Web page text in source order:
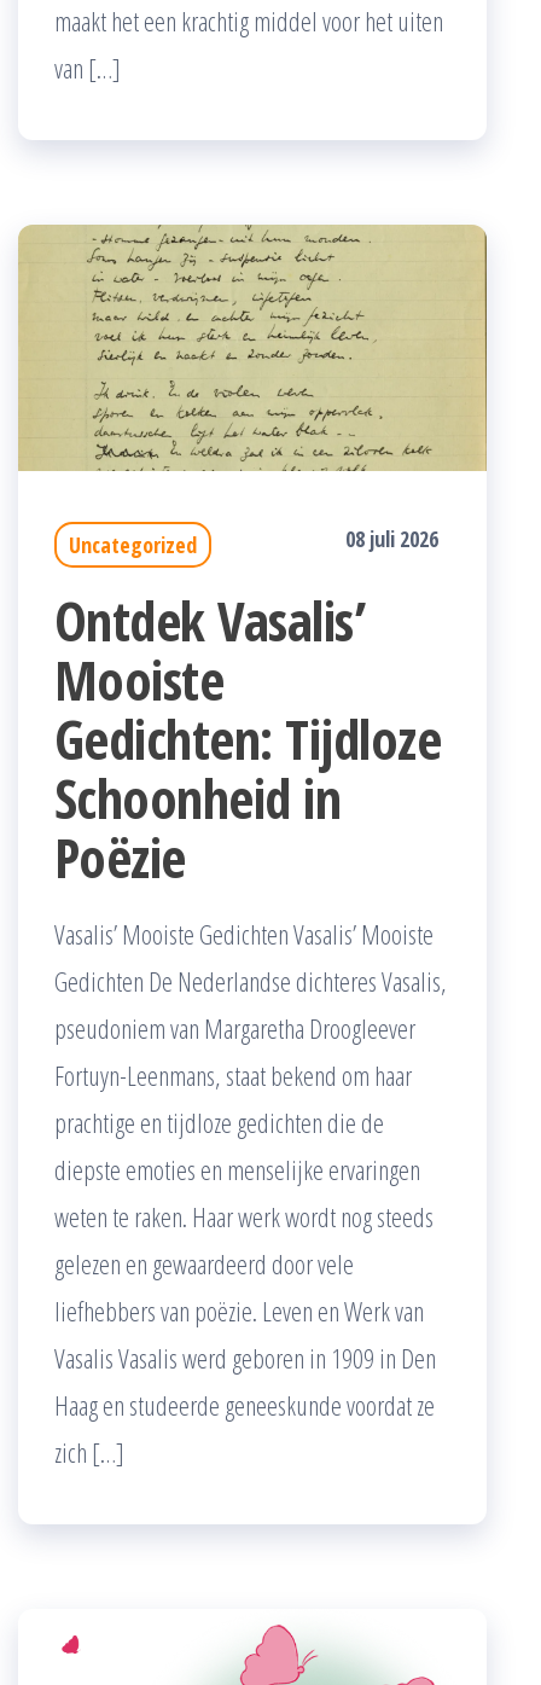
maakt het een krachtig middel voor het uiten
van […]
Uncategorized 08 juli 2026
Ontdek Vasalis’
Mooiste
Gedichten: Tijdloze
Schoonheid in
Poëzie
Vasalis’ Mooiste Gedichten Vasalis’ Mooiste
Gedichten De Nederlandse dichteres Vasalis,
pseudoniem van Margaretha Droogleever
Fortuyn-Leenmans, staat bekend om haar
prachtige en tijdloze gedichten die de
diepste emoties en menselijke ervaringen
weten te raken. Haar werk wordt nog steeds
gelezen en gewaardeerd door vele
liefhebbers van poëzie. Leven en Werk van
Vasalis Vasalis werd geboren in 1909 in Den
Haag en studeerde geneeskunde voordat ze
zich […]